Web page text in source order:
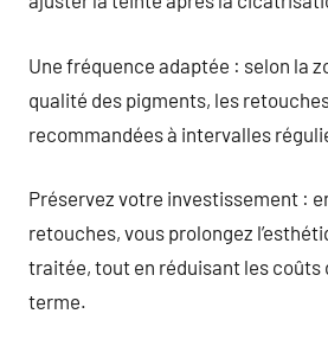
Une fréquence adaptée : selon la
qualité des pigments, les
recommandées à intervalles
Préservez votre investissement :
retouches, vous prolongez
traitée, tout en réduisant les coûts
terme.